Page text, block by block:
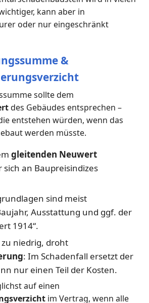
kann aber in
oder nur eingeschränkt
&
sollte dem
des Gebäudes entsprechen –
entstehen würden, wenn das
werden müsste.
gleitenden Neuwert
an Baupreisindizes
sind meist
Ausstattung und ggf. der
1914“.
niedrig, droht
: Im Schadenfall ersetzt der
nur einen Teil der Kosten.
auf einen
im Vertrag, wenn alle